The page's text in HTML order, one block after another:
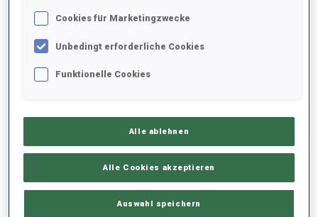
PERFORMANCE
SKIZEIT HINTER DER SPITZE
STEHENDSCHIESSEN
Keine Daten vorhanden
Cookies für Marketingzwecke
Unbedingt erforderliche Cookies
Funktionelle Cookies
Alle ablehnen
Alle Cookies akzeptieren
Auswahl speichern